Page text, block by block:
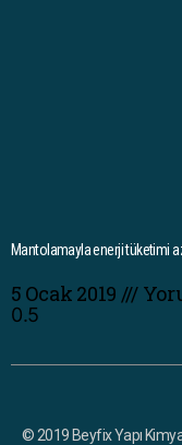
Mantolamayla enerji tüketimi
5 Ocak 2019
© 2019 Beyfix Yapı